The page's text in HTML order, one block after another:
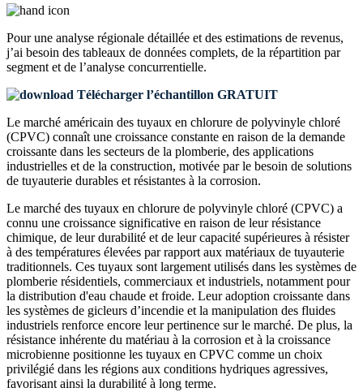
Pour une analyse régionale détaillée et des estimations de revenus,
j’ai besoin des tableaux de données complets, de la répartition par
segment et de l’analyse concurrentielle.
Télécharger l’échantillon GRATUIT
Le marché américain des tuyaux en chlorure de polyvinyle chloré
(CPVC) connaît une croissance constante en raison de la demande
croissante dans les secteurs de la plomberie, des applications
industrielles et de la construction, motivée par le besoin de solutions
de tuyauterie durables et résistantes à la corrosion.
Le marché des tuyaux en chlorure de polyvinyle chloré (CPVC) a
connu une croissance significative en raison de leur résistance
chimique, de leur durabilité et de leur capacité supérieures à résister
à des températures élevées par rapport aux matériaux de tuyauterie
traditionnels. Ces tuyaux sont largement utilisés dans les systèmes de
plomberie résidentiels, commerciaux et industriels, notamment pour
la distribution d'eau chaude et froide. Leur adoption croissante dans
les systèmes de gicleurs d’incendie et la manipulation des fluides
industriels renforce encore leur pertinence sur le marché. De plus, la
résistance inhérente du matériau à la corrosion et à la croissance
microbienne positionne les tuyaux en CPVC comme un choix
privilégié dans les régions aux conditions hydriques agressives,
favorisant ainsi la durabilité à long terme.